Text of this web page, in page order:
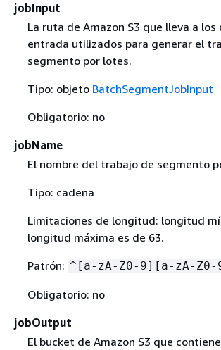
jobInput
La ruta de Amazon S3 que lleva a los
entrada utilizados para generar el
segmento por lotes.
Tipo: objeto BatchSegmentJobInput
Obligatorio: no
jobName
El nombre del trabajo de segmento
Tipo: cadena
Limitaciones de longitud: longitud
longitud máxima es de 63.
Patrón: ^[a-zA-Z0-9][a-zA-
Obligatorio: no
jobOutput
El bucket de Amazon S3 que